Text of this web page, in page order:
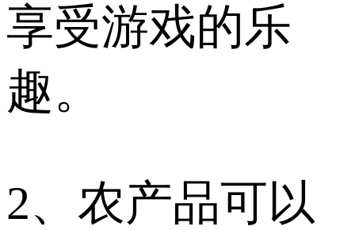
享受游戏的乐
趣。
2、农产品可以